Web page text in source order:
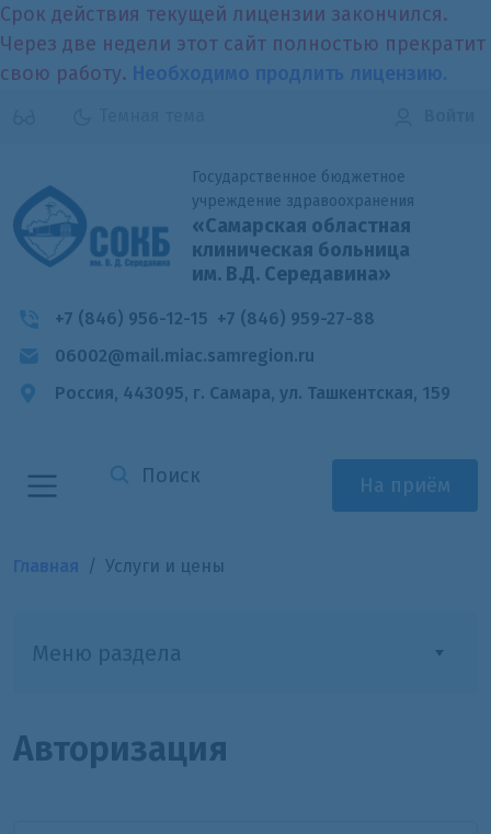
Срок действия текущей лицензии закончился.
Через две недели этот сайт полностью прекратит
свою работу.
Государственное бюджетное
учреждение здравоохранения
«Самарская областная
клиническая больница
им. В.Д. Середавина»
+7 (846) 956-12-15 +7 (846) 959-27-88
06002@mail.miac.samregion.ru
Россия, 443095, г. Самара, ул. Ташкентская, 159
На приём
Услуги и цены
Меню раздела
Авторизация